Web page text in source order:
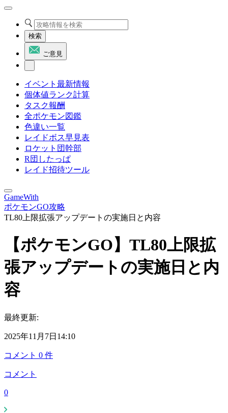
検索
ご意見
イベント最新情報
個体値ランク計算
タスク報酬
全ポケモン図鑑
色違い一覧
レイドボス早見表
ロケット団幹部
R団したっぱ
レイド招待ツール
GameWith
ポケモンGO攻略
TL80上限拡張アップデートの実施日と内容
【ポケモンGO】TL80上限拡
張アップデートの実施日と内
容
最終更新:
2025年11月7日14:10
コメント 0 件
コメント
0